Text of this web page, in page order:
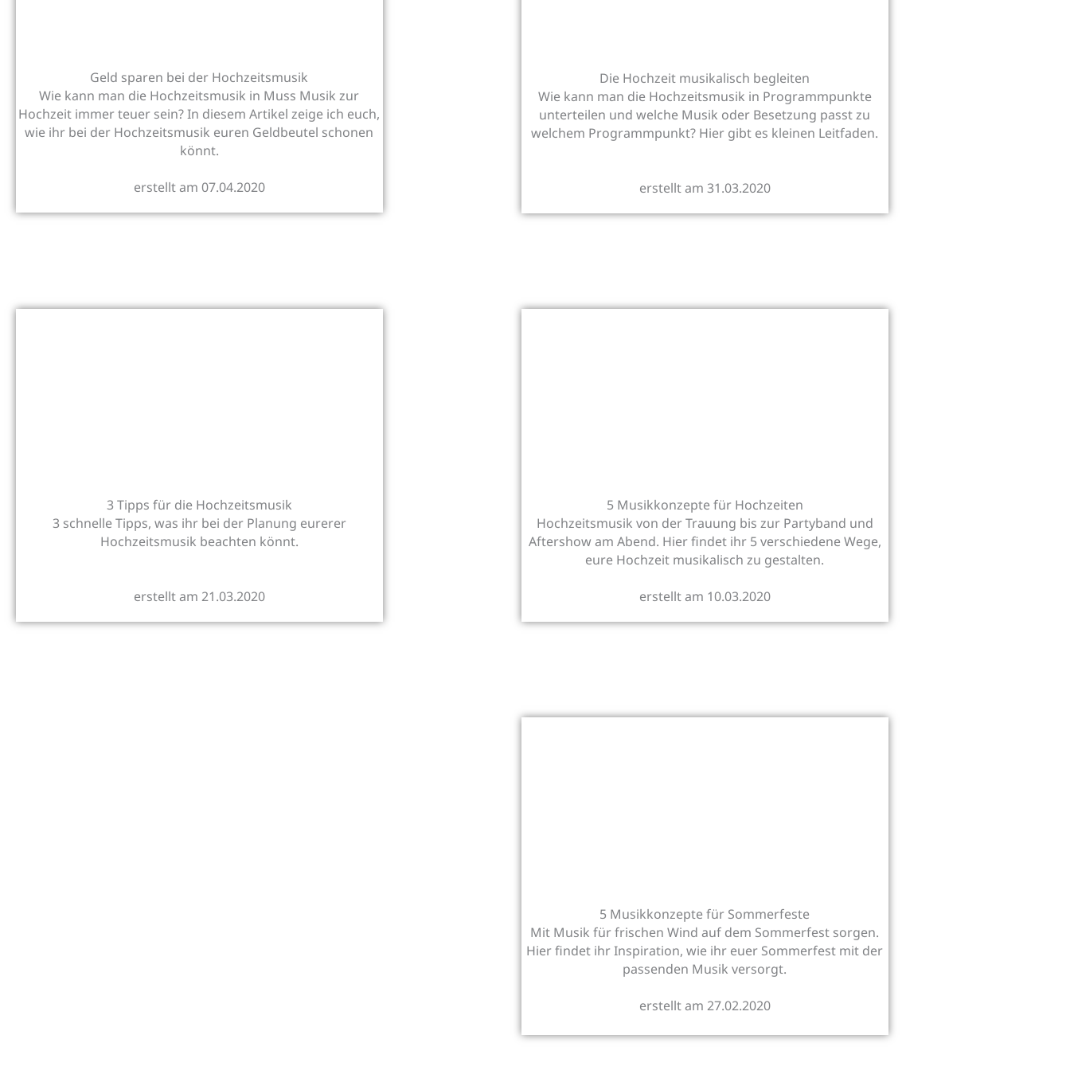
Geld sparen bei der Hochzeitsmusik
Wie kann man die Hochzeitsmusik in Muss Musik zur
Hochzeit immer teuer sein? In diesem Artikel zeige ich euch,
wie ihr bei der Hochzeitsmusik euren Geldbeutel schonen
könnt.
erstellt am 07.04.2020
Die Hochzeit musikalisch begleiten
Wie kann man die Hochzeitsmusik in Programmpunkte
unterteilen und welche Musik oder Besetzung passt zu
welchem Programmpunkt? Hier gibt es kleinen Leitfaden.
erstellt am 31.03.2020
3 Tipps für die Hochzeitsmusik
3 schnelle Tipps, was ihr bei der Planung eurerer
Hochzeitsmusik beachten könnt.
erstellt am 21.03.2020
5 Musikkonzepte für Hochzeiten
Hochzeitsmusik von der Trauung bis zur Partyband und
Aftershow am Abend. Hier findet ihr 5 verschiedene Wege,
eure Hochzeit musikalisch zu gestalten.
erstellt am 10.03.2020
5 Musikkonzepte für Sommerfeste
Mit Musik für frischen Wind auf dem Sommerfest sorgen.
Hier findet ihr Inspiration, wie ihr euer Sommerfest mit der
passenden Musik versorgt.
erstellt am 27.02.2020